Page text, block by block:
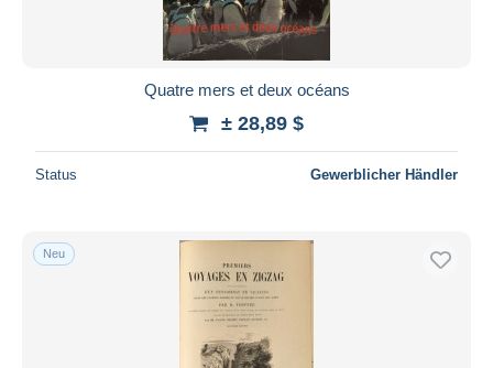
Quatre mers et deux océans
± 28,89 $
Status Gewerblicher Händler
Neu